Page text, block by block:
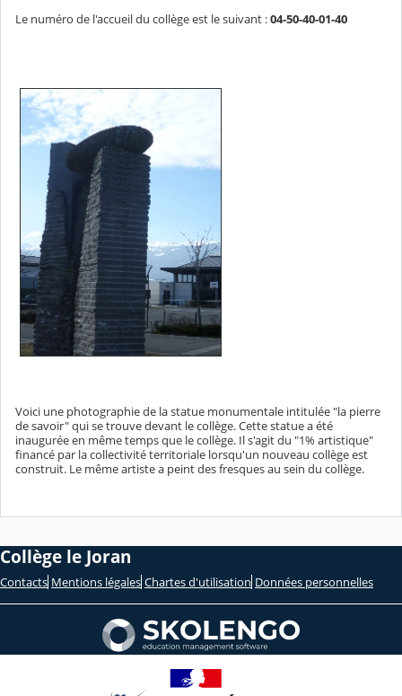
Le numéro de l'accueil du collège est le suivant :04-50-40-01-40
Voici une photographie de la statue monumentale intitulée "la pierre
de savoir" qui se trouve devant le collège. Cette statue a été
inaugurée en même temps que le collège. Il s'agit du "1% artistique"
financé par la collectivité territoriale lorsqu'un nouveau collège est
construit. Le même artiste a peint des fresques au sein du collège.
Collège le Joran
Contacts Mentions légales Chartes d'utilisation Données personnelles